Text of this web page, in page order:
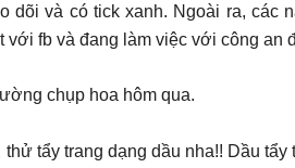
dõi và có tick xanh. Ngoài ra, các
với fb và đang làm việc với công an
chụp hoa hôm qua.
tẩy trang dạng dầu nha!! Dầu